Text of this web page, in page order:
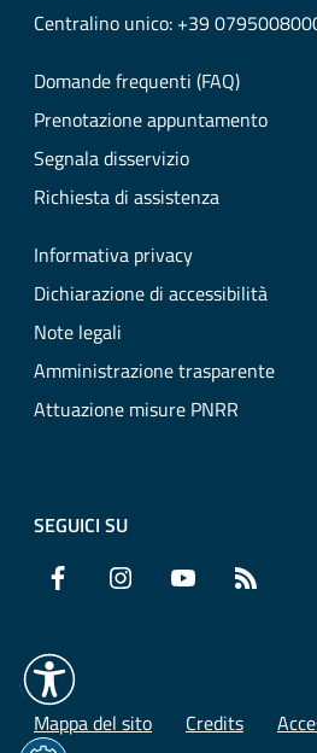
Centralino unico: +39
Domande frequenti (FAQ)
Prenotazione appuntamento
Segnala disservizio
Richiesta di assistenza
Informativa privacy
Dichiarazione di accessibilità
Note legali
Amministrazione trasparente
Attuazione misure PNRR
SEGUICI SU
Facebook Instagram YouTube
Mappa del sito Credits